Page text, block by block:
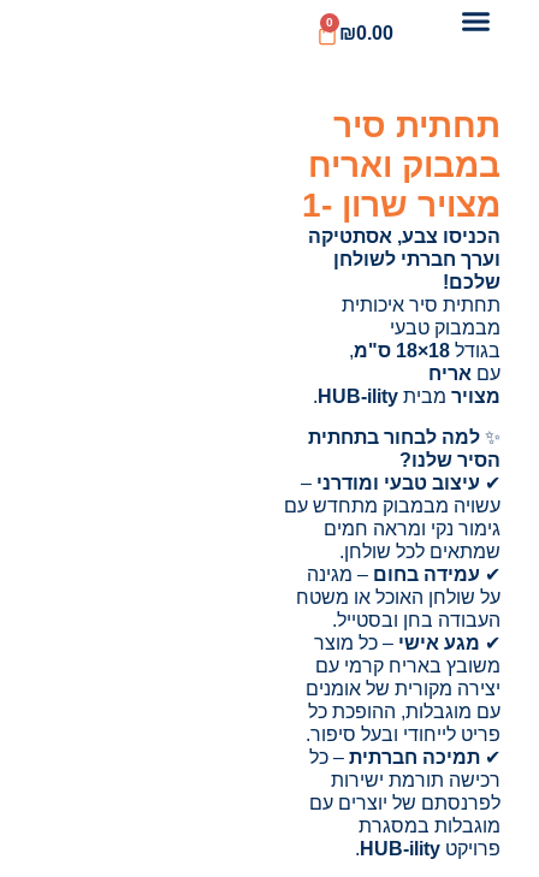
₪0.00
0
תחתית סיר
במבוק ואריח
מצויר שרון -1
הכניסו צבע, אסתטיקה
וערך חברתי לשולחן
שלכם!
תחתית סיר איכותית
מבמבוק טבעי
בגודל18×18 ס"מ
,
עם אריח
מצויר מביתHUB-ility
.
✨למה לבחור בתחתית
הסיר שלנו?
✔ עיצוב טבעי ומודרני –
עשויה מבמבוק מתחדש עם
גימור נקי ומראה חמים
שמתאים לכל שולחן.
✔ עמידה בחום – מגינה
על שולחן האוכל או משטח
העבודה בחן ובסטייל.
✔ מגע אישי – כל מוצר
משובץ באריח קרמי עם
יצירה מקורית של אומנים
עם מוגבלות, ההופכת כל
פריט לייחודי ובעל סיפור.
✔תמיכה חברתית – כל
רכישה תורמת ישירות
לפרנסתם של יוצרים עם
מוגבלות במסגרת
פרויקטHUB-ility
.